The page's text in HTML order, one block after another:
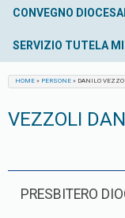
CONVEGNO
SERVIZIO TUTELA
HOME » PERSONE » DANILO
VEZZOLI
PRESBITERO